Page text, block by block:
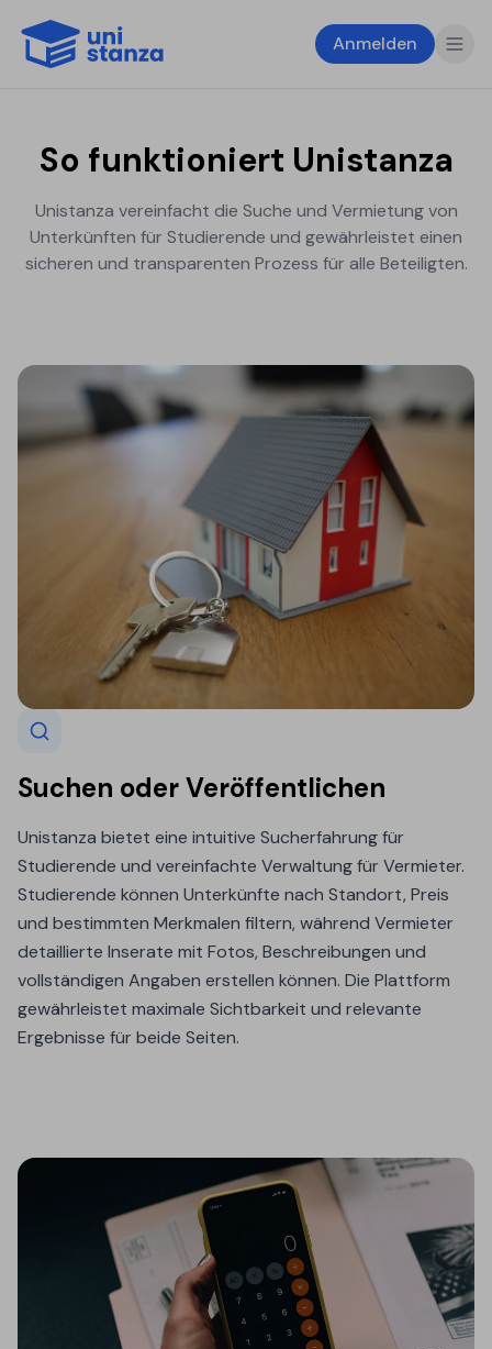
Anmelden
So funktioniert Unistanza
Unistanza vereinfacht die Suche und Vermietung von
Unterkünften für Studierende und gewährleistet einen
sicheren und transparenten Prozess für alle Beteiligten.
Suchen oder Veröffentlichen
Unistanza bietet eine intuitive Sucherfahrung für
Studierende und vereinfachte Verwaltung für Vermieter.
Studierende können Unterkünfte nach Standort, Preis
und bestimmten Merkmalen filtern, während Vermieter
detaillierte Inserate mit Fotos, Beschreibungen und
vollständigen Angaben erstellen können. Die Plattform
gewährleistet maximale Sichtbarkeit und relevante
Ergebnisse für beide Seiten.